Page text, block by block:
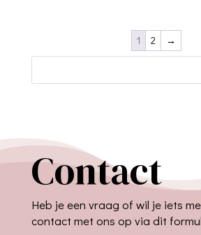
1 2 →
Contact
Heb je een vraag of wil je iets
contact met ons op via dit